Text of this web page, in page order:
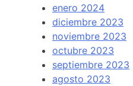
enero 2024
diciembre 2023
noviembre 2023
octubre 2023
septiembre 2023
agosto 2023